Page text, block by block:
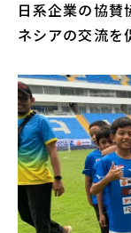
日系企業の協賛
ネシアの交流を